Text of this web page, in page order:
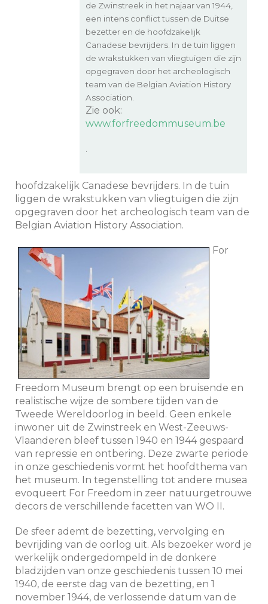
de Zwinstreek in het najaar van 1944,
een intens conflict tussen de Duitse
bezetter en de hoofdzakelijk
Canadese bevrijders. In de tuin liggen
de wrakstukken van vliegtuigen die zijn
opgegraven door het archeologisch
team van de Belgian Aviation History
Association.
Zie ook:
www.forfreedommuseum.be
hoofdzakelijk Canadese bevrijders. In de tuin
liggen de wrakstukken van vliegtuigen die zijn
opgegraven door het archeologisch team van de
Belgian Aviation History Association.
For
Freedom Museum brengt op een bruisende en
realistische wijze de sombere tijden van de
Tweede Wereldoorlog in beeld. Geen enkele
inwoner uit de Zwinstreek en West-Zeeuws-
Vlaanderen bleef tussen 1940 en 1944 gespaard
van repressie en ontbering. Deze zwarte periode
in onze geschiedenis vormt het hoofdthema van
het museum. In tegenstelling tot andere musea
evoqueert For Freedom in zeer natuurgetrouwe
decors de verschillende facetten van WO II.
De sfeer ademt de bezetting, vervolging en
bevrijding van de oorlog uit. Als bezoeker word je
werkelijk ondergedompeld in de donkere
bladzijden van onze geschiedenis tussen 10 mei
1940, de eerste dag van de bezetting, en 1
november 1944, de verlossende datum van de